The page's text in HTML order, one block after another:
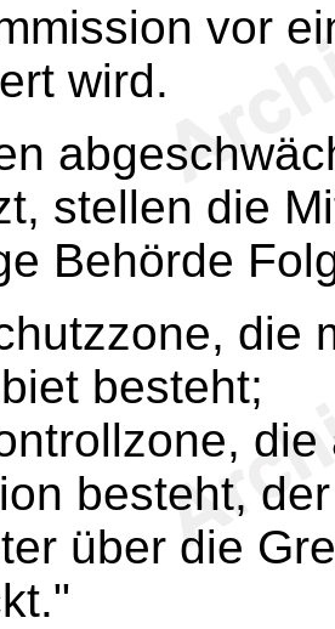
vor
wird.
stellen die
Behörde
die
besteht;
besteht,
über die